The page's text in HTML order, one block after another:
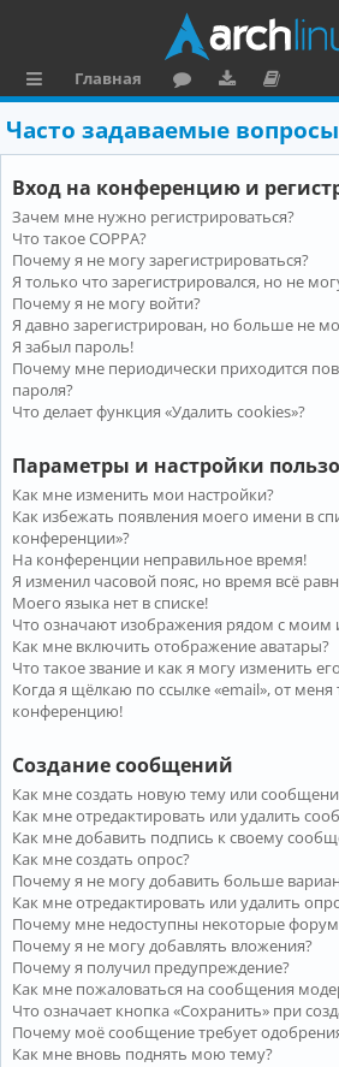
ы
л
к
и
Главная
ру
м
ру
зк
и
ку
м
е
н
та
ц
и
я
Часто задаваемые вопросы
Вход на конференцию и
Зачем мне нужно регистрироваться?
Что такое COPPA?
Почему я не могу зарегистрироваться?
Я только что зарегистрировался, но не
Почему я не могу войти?
Я давно зарегистрирован, но больше не
Я забыл пароль!
Почему мне периодически приходится
пароля?
Что делает функция «Удалить cookies»?
Параметры и настройки
Как мне изменить мои настройки?
Как избежать появления моего имени в
конференции»?
На конференции неправильное время!
Я изменил часовой пояс, но время всё
Моего языка нет в списке!
Что означают изображения рядом с моим
Как мне включить отображение аватары?
Что такое звание и как я могу изменить
Когда я щёлкаю по ссылке «email», от
конференцию!
Создание сообщений
Как мне создать новую тему или
Как мне отредактировать или удалить
Как мне добавить подпись к своему
Как мне создать опрос?
Почему я не могу добавить больше
Как мне отредактировать или удалить
Почему мне недоступны некоторые
Почему я не могу добавлять вложения?
Почему я получил предупреждение?
Как мне пожаловаться на сообщения
Что означает кнопка «Сохранить» при
Почему моё сообщение требует
Как мне вновь поднять мою тему?